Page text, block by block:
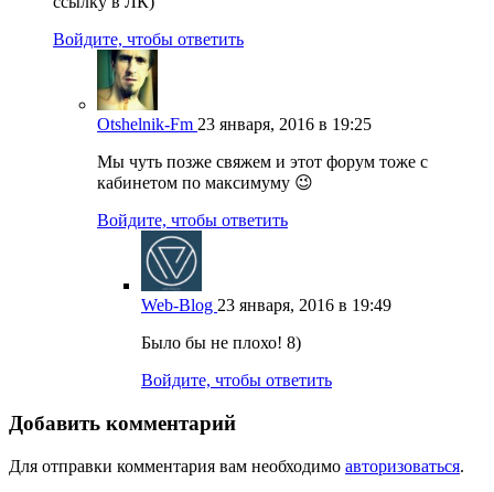
Войдите, чтобы ответить
Otshelnik-Fm 23 января, 2016 в 19:25
Мы чуть позже свяжем и этот форум тоже с
кабинетом по максимуму 😉
Войдите, чтобы ответить
Web-Blog 23 января, 2016 в 19:49
Было бы не плохо! 8)
Войдите, чтобы ответить
Добавить комментарий
Для отправки комментария вам необходимо авторизоваться.